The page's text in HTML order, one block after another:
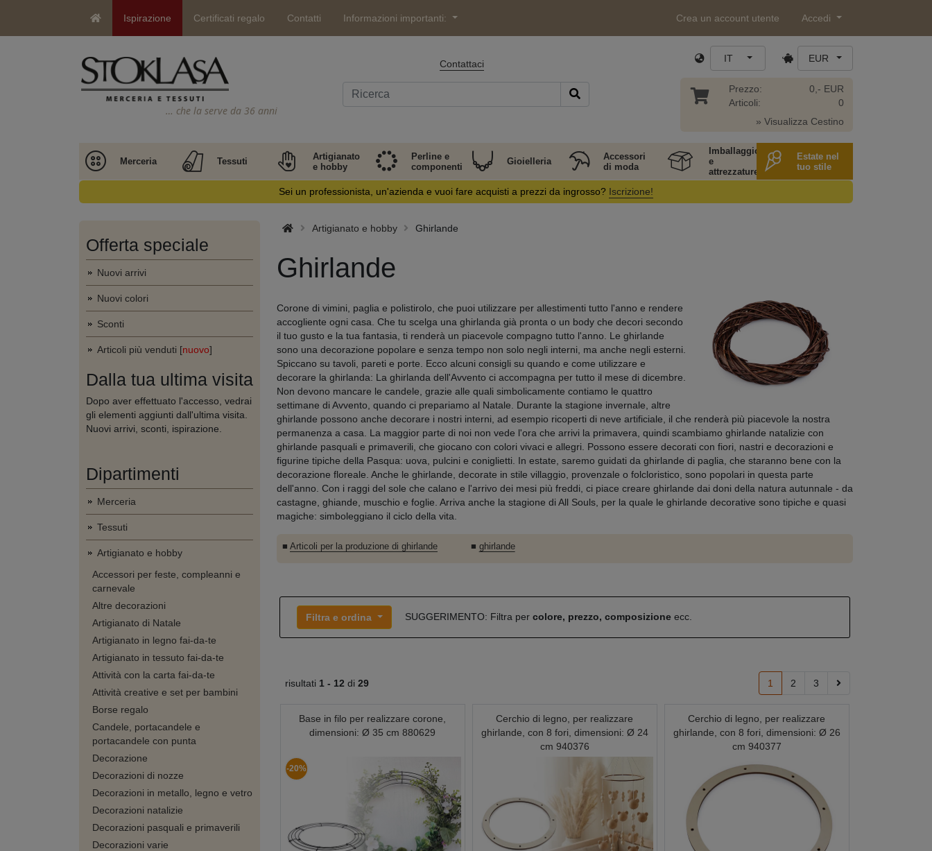
Ispirazione Certificati regalo Contatti Informazioni importanti: Crea un account utente Accedi
… che la serve da 36 anni
Contattaci IT EUR
Prezzo:
Articoli:
0,- EUR
0
» Visualizza Cestino
Merceria Tessuti
Artigianato
e hobby
Perline e
componenti
Gioielleria
Accessori
di moda
Imballaggio
e
attrezzature
Estate nel
tuo stile
Sei un professionista, un'azienda e vuoi fare acquisti a prezzi da ingrosso? Iscrizione!
Offerta speciale
Nuovi arrivi
Nuovi colori
Sconti
Articoli più venduti [nuovo]
Dalla tua ultima visita
Dopo aver effettuato l'accesso, vedrai
gli elementi aggiunti dall'ultima visita.
Nuovi arrivi, sconti, ispirazione.
Dipartimenti
Merceria
Tessuti
Artigianato e hobby
Accessori per feste, compleanni e
carnevale
Altre decorazioni
Artigianato di Natale
Artigianato in legno fai-da-te
Artigianato in tessuto fai-da-te
Attività con la carta fai-da-te
Attività creative e set per bambini
Borse regalo
Candele, portacandele e
portacandele con punta
Decorazione
Decorazioni di nozze
Decorazioni in metallo, legno e vetro
Decorazioni natalizie
Decorazioni pasquali e primaverili
Decorazioni varie
Artigianato e hobby Ghirlande
Ghirlande
Corone di vimini, paglia e polistirolo, che puoi utilizzare per allestimenti tutto l'anno e rendere
accogliente ogni casa. Che tu scelga una ghirlanda già pronta o un body che decori secondo
il tuo gusto e la tua fantasia, ti renderà un piacevole compagno tutto l'anno. Le ghirlande
sono una decorazione popolare e senza tempo non solo negli interni, ma anche negli esterni.
Spiccano su tavoli, pareti e porte. Ecco alcuni consigli su quando e come utilizzare e
decorare la ghirlanda: La ghirlanda dell'Avvento ci accompagna per tutto il mese di dicembre.
Non devono mancare le candele, grazie alle quali simbolicamente contiamo le quattro
settimane di Avvento, quando ci prepariamo al Natale. Durante la stagione invernale, altre
ghirlande possono anche decorare i nostri interni, ad esempio ricoperti di neve artificiale, il che renderà più piacevole la nostra
permanenza a casa. La maggior parte di noi non vede l'ora che arrivi la primavera, quindi scambiamo ghirlande natalizie con
ghirlande pasquali e primaverili, che giocano con colori vivaci e allegri. Possono essere decorati con fiori, nastri e decorazioni e
figurine tipiche della Pasqua: uova, pulcini e coniglietti. In estate, saremo guidati da ghirlande di paglia, che staranno bene con la
decorazione floreale. Anche le ghirlande, decorate in stile villaggio, provenzale o folcloristico, sono popolari in questa parte
dell'anno. Con i raggi del sole che calano e l'arrivo dei mesi più freddi, ci piace creare ghirlande dai doni della natura autunnale - da
castagne, ghiande, muschio e foglie. Arriva anche la stagione di All Souls, per la quale le ghirlande decorative sono tipiche e quasi
magiche: simboleggiano il ciclo della vita.
■ Articoli per la produzione di ghirlande ■ ghirlande
Filtra e ordina SUGGERIMENTO: Filtra per colore, prezzo, composizioneecc.
risultati 1 - 12 di 29 1 2 3
Base in filo per realizzare corone,
dimensioni: Ø 35 cm 880629
-20%
Cerchio di legno, per realizzare
ghirlande, con 8 fori, dimensioni: Ø 24
cm 940376
Cerchio di legno, per realizzare
ghirlande, con 8 fori, dimensioni: Ø 26
cm 940377